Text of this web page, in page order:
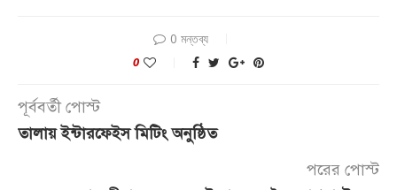
0 মন্তব্য
0
পূর্ববর্তী পোস্ট
তালায় ইন্টারফেইস মিটিং অনুষ্ঠিত
পরের পোস্ট